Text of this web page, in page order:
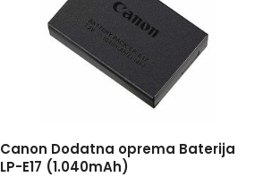
Canon Dodatna oprema Baterija
LP-E17 (1.040mAh)